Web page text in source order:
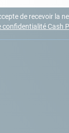
de recevoir la
confidentialité Cash